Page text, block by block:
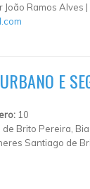
João Ramos Alves |
E
10
Brito Pereira,
Santiago de